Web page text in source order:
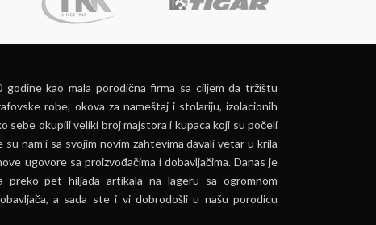
godine kao mala porodična firma sa ciljem da tržištu
robe, okova za nameštaj i stolariju, izolacionih
sebe okupili veliki broj majstora i kupaca koji su počeli
nam i sa svojim novim zahtevima davali vetar u krila
ugovore sa proizvođačima i dobavljačima. Danas je
preko pet hiljada artikala na lageru sa ogromnom
a sada ste i vi dobrodošli u našu porodicu